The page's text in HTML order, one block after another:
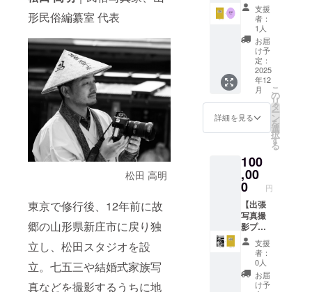
形民俗編纂室 代表
松田 高明
東京で修行後、12年前に故
郷の山形県新庄市に戻り独
立し、松田スタジオを設
立。七五三や結婚式家族写
真などを撮影するうちに地
「お名
前」を
ご記入
くださ
い。
※掲載方
法：文
字の
み、ロ
ゴ／バ
ナーの
トカー
ド（２
枚セッ
ト）サ
イン付
完成次
第、お
送りし
ます
（2025
年12月
予定）
◎オリ
ジナル
木地玩
具 2体
氏、小
林繁男
氏それ
ぞれ１
体ずつ8
寸） ◎
お礼の
メッ
セージ
◎お名
前掲載
（希望
『木地
玩具』
写真集
＆オリ
ジナル
曼荼羅
(鈴木征
一氏と
小林繁
男氏の
合作)
◎『木
地玩
真集 1
冊 ＊
完成次
第、お
送りし
ます
（2025
年12月
予定）
◎オリ
ジナル
曼荼羅
支援
者：
1人
お届
け予
定：
2025
年12
月
詳細を見る
こ
の
リ
タ
ー
ン
を
選
択
す
る
100
,00
0 円
【出張
写真撮
影プラ
ン
No.1（1
0カッ
ト）】
◎『木
支援
者：
0人
お届
け予